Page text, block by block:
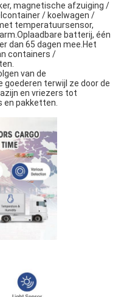
magnetische afzuiging /
/ koelwagen /
temperatuursensor,
batterij, één
dan 65 dagen mee.Het
containers /
van de
terwijl ze door de
en vriezers tot
en pakketten.